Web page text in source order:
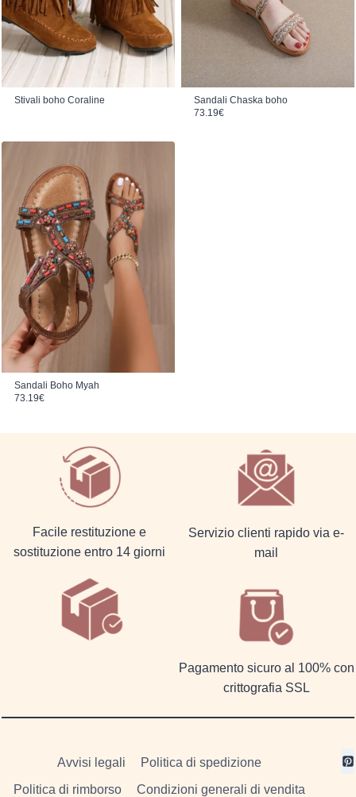
Stivali boho Coraline
Sandali Chaska boho
73.19€
Sandali Boho Myah
73.19€
Facile restituzione e
sostituzione entro 14 giorni
Servizio clienti rapido via e-
mail
Pagamento sicuro al 100% con
crittografia SSL
Avvisi legali Politica di spedizione
Politica di rimborso Condizioni generali di vendita